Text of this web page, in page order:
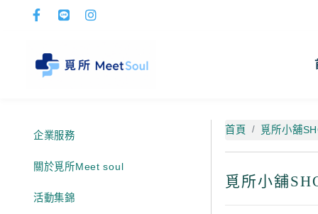
企業服務
關於覓所Meet soul
活動集錦
首頁 覓所小舖
覓所小舖